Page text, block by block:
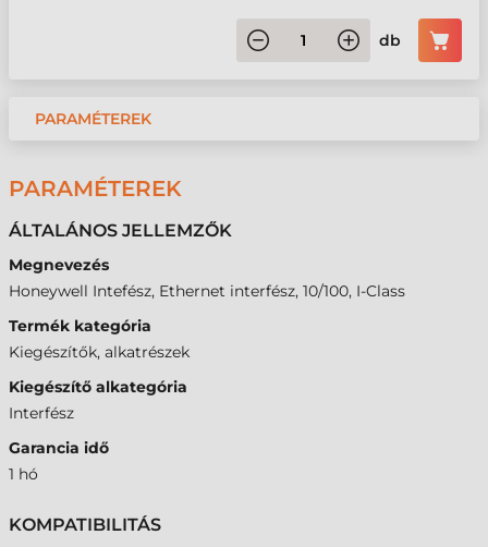
db
PARAMÉTEREK
PARAMÉTEREK
ÁLTALÁNOS JELLEMZŐK
Megnevezés
Honeywell Intefész, Ethernet interfész, 10/100, I-Class
Termék kategória
Kiegészítők, alkatrészek
Kiegészítő alkategória
Interfész
Garancia idő
1 hó
KOMPATIBILITÁS